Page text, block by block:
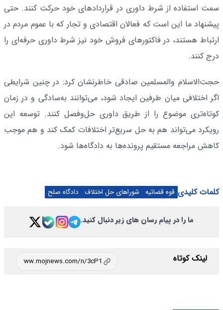
سمت استفاده از شرط داوری در قراردادهای خود حرکت کنند. حتی
پیشنهاد ما این است که فعالان اقتصادی و تجار که با عموم مردم در
ارتباط هستند، در فاکتورهای فروش خود نیز شرط داوری حرفه‌ای را
درج کنند.
حجت‌الاسلام والمسلمین صادقی خاطرنشان کرد: در چنین شرایطی
اگر اختلافی میان طرفین ایجاد شود، می‌توانند به‌سادگی و در زمان
کوتاه‌تری موضوع را از طریق داوری حل‌وفصل کنند. توسعه این
رویکرد می‌تواند هم به حل سریع‌تر اختلافات کمک کند و هم موجب
کاهش مراجعه مستقیم پرونده‌ها به دادگاه‌ها شود.
کلمات کلیدی قوه قضائیه شوراهای حل اختلاف دادگاه صلح
ما را در پیام رسان های زیر دنبال کنید.
لینک کوتاه